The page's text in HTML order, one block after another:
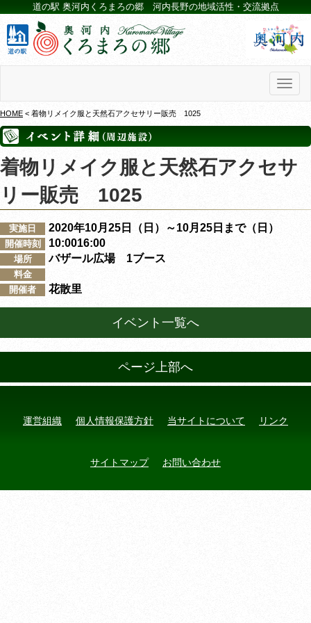
道の駅 奥河内くろまろの郷 河内長野の地域活性・交流拠点
HOME < 着物リメイク服と天然石アクセサリー販売 1025
着物リメイク服と天然石アクセサ
リー販売 1025
実施日 2020年10月25日（日）～10月25日まで（日）
開催時刻 10:0016:00
場所 バザール広場 1ブース
料金
開催者
花散里
イベント一覧へ
ページ上部へ
運営組織 個人情報保護方針 当サイトについて リンク
サイトマップ お問い合わせ